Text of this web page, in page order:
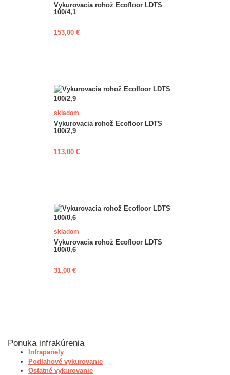
Vykurovacia rohož Ecofloor LDTS
100/4,1
153,00 €
skladom
Vykurovacia rohož Ecofloor LDTS
100/2,9
113,00 €
skladom
Vykurovacia rohož Ecofloor LDTS
100/0,6
31,00 €
Ponuka infrakúrenia
Infrapanely
Podlahové vykurovanie
Ostatné vykurovanie